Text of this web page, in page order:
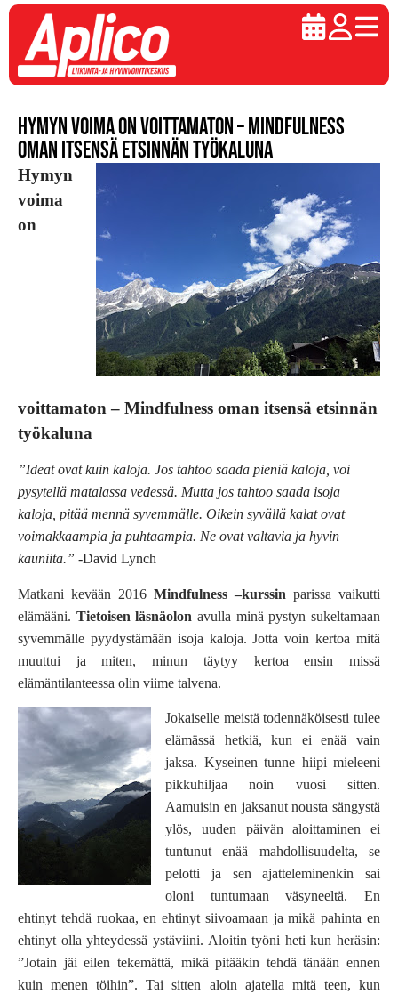
Hymyn voima on voittamaton – Mindfulness
oman itsensä etsinnän työkaluna
Hymyn
voima
on
voittamaton – Mindfulness oman itsensä etsinnän
työkaluna
”Ideat ovat kuin kaloja. Jos tahtoo saada pieniä kaloja, voi
pysytellä matalassa vedessä. Mutta jos tahtoo saada isoja
kaloja, pitää mennä syvemmälle. Oikein syvällä kalat ovat
voimakkaampia ja puhtaampia. Ne ovat valtavia ja hyvin
kauniita.” -David Lynch
Matkani kevään 2016 Mindfulness –kurssin parissa vaikutti
elämääni. Tietoisen läsnäolon avulla minä pystyn sukeltamaan
syvemmälle pyydystämään isoja kaloja. Jotta voin kertoa mitä
muuttui ja miten, minun täytyy kertoa ensin missä
elämäntilanteessa olin viime talvena.
Jokaiselle meistä todennäköisesti tulee
elämässä hetkiä, kun ei enää vain
jaksa. Kyseinen tunne hiipi mieleeni
pikkuhiljaa noin vuosi sitten.
Aamuisin en jaksanut nousta sängystä
ylös, uuden päivän aloittaminen ei
tuntunut enää mahdollisuudelta, se
pelotti ja sen ajatteleminenkin sai
oloni tuntumaan väsyneeltä. En
ehtinyt tehdä ruokaa, en ehtinyt siivoamaan ja mikä pahinta en
ehtinyt olla yhteydessä ystäviini. Aloitin työni heti kun heräsin:
”Jotain jäi eilen tekemättä, mikä pitääkin tehdä tänään ennen
kuin menen töihin”. Tai sitten aloin ajatella mitä teen, kun